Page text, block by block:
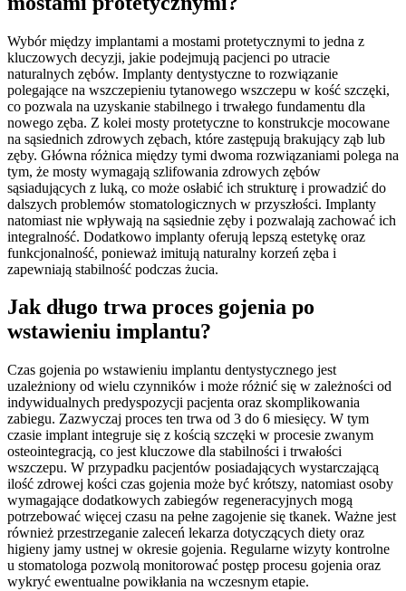
Wybór między implantami a mostami protetycznymi to jedna z
kluczowych decyzji, jakie podejmują pacjenci po utracie
naturalnych zębów. Implanty dentystyczne to rozwiązanie
polegające na wszczepieniu tytanowego wszczepu w kość szczęki,
co pozwala na uzyskanie stabilnego i trwałego fundamentu dla
nowego zęba. Z kolei mosty protetyczne to konstrukcje mocowane
na sąsiednich zdrowych zębach, które zastępują brakujący ząb lub
zęby. Główna różnica między tymi dwoma rozwiązaniami polega na
tym, że mosty wymagają szlifowania zdrowych zębów
sąsiadujących z luką, co może osłabić ich strukturę i prowadzić do
dalszych problemów stomatologicznych w przyszłości. Implanty
natomiast nie wpływają na sąsiednie zęby i pozwalają zachować ich
integralność. Dodatkowo implanty oferują lepszą estetykę oraz
funkcjonalność, ponieważ imitują naturalny korzeń zęba i
zapewniają stabilność podczas żucia.
Jak długo trwa proces gojenia po
wstawieniu implantu?
Czas gojenia po wstawieniu implantu dentystycznego jest
uzależniony od wielu czynników i może różnić się w zależności od
indywidualnych predyspozycji pacjenta oraz skomplikowania
zabiegu. Zazwyczaj proces ten trwa od 3 do 6 miesięcy. W tym
czasie implant integruje się z kością szczęki w procesie zwanym
osteointegracją, co jest kluczowe dla stabilności i trwałości
wszczepu. W przypadku pacjentów posiadających wystarczającą
ilość zdrowej kości czas gojenia może być krótszy, natomiast osoby
wymagające dodatkowych zabiegów regeneracyjnych mogą
potrzebować więcej czasu na pełne zagojenie się tkanek. Ważne jest
również przestrzeganie zaleceń lekarza dotyczących diety oraz
higieny jamy ustnej w okresie gojenia. Regularne wizyty kontrolne
u stomatologa pozwolą monitorować postęp procesu gojenia oraz
wykryć ewentualne powikłania na wczesnym etapie.